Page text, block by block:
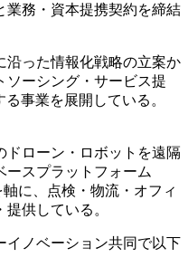
業務・資本提携契約を締結
沿った情報化戦略の立案か
ソーシング・サービス提
事業を展開している。
ドローン・ロボットを遠隔
ースプラットフォーム
軸に、点検・物流・オフィ
供している。
イノベーション共同で以下